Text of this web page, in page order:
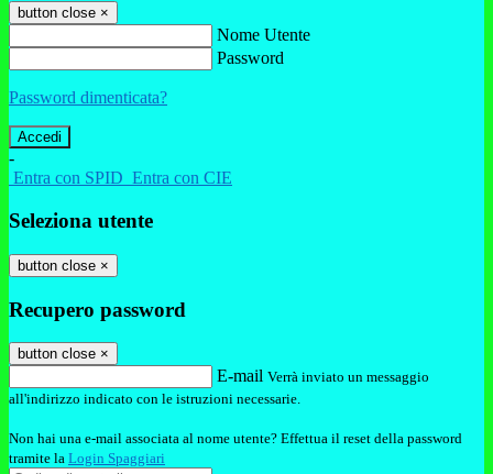
button close ×
Nome Utente
Password
Password dimenticata?
-
Entra con SPID Entra con CIE
Seleziona utente
button close ×
Recupero password
button close ×
E-mail Verrà inviato un messaggio
all'indirizzo indicato con le istruzioni necessarie.
Non hai una e-mail associata al nome utente? Effettua il reset della password
tramite la Login Spaggiari